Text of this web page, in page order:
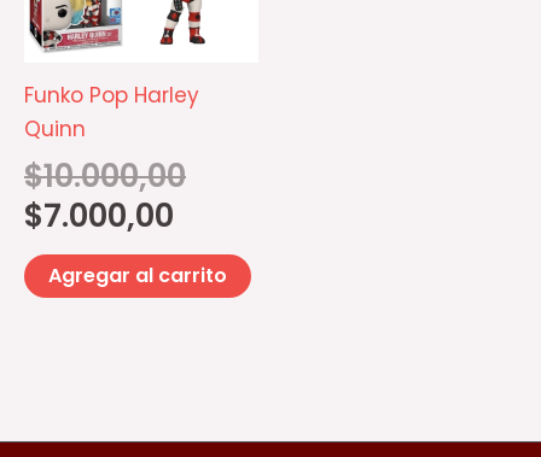
Funko Pop Harley
Quinn
$10.000,00
$7.000,00
Agregar al carrito